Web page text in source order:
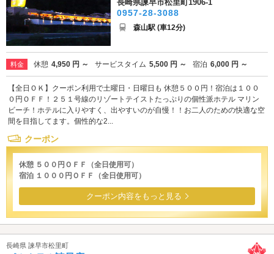
長崎県諫早市松里町1906-1
0957-28-3088
森山駅 (車12分)
料金 休憩 4,950 円 ～ サービスタイム 5,500 円 ～ 宿泊 6,000 円 ～
【全日ＯＫ】クーポン利用で土曜日・日曜日も 休憩５００円！宿泊は１００
０円ＯＦＦ！２５１号線のリゾートテイストたっぷりの個性派ホテル マリン
ビーチ！ホテルに入りやすく、出やすいのが自慢！！お二人のための快適な空
間を目指してます。個性的な2...
クーポン
休憩 ５００円ＯＦＦ（全日使用可）
宿泊 １０００円ＯＦＦ（全日使用可）
クーポン内容をもっと見る
長崎県 諫早市松里町